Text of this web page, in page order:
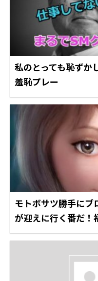
私のとっても恥ずか
羞恥プレー
モトボサツ勝手にブ
が迎えに行く番だ！